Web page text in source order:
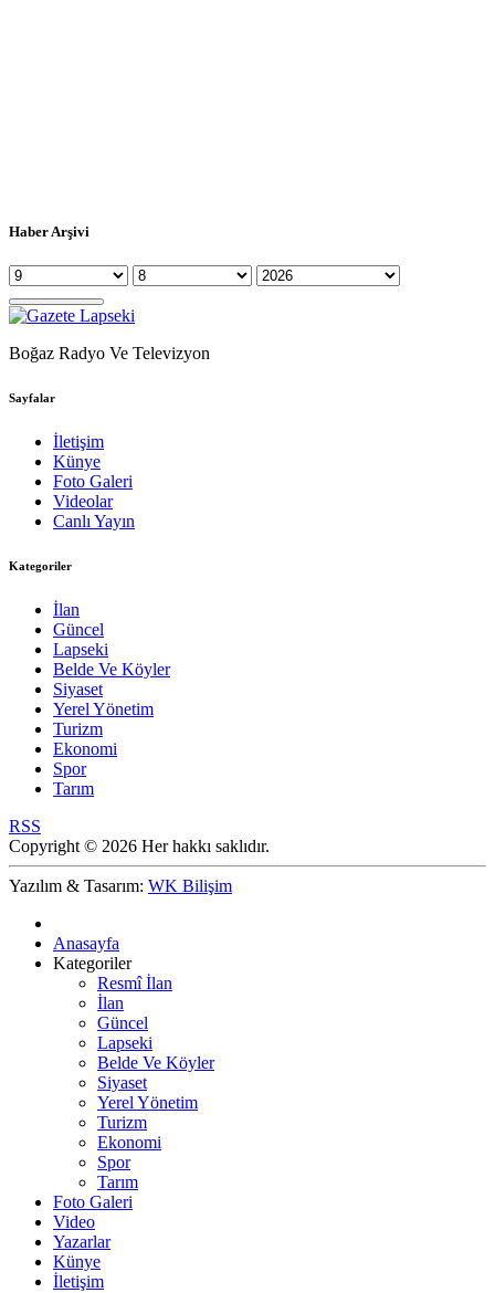
Haber Arşivi
Boğaz Radyo Ve Televizyon
Sayfalar
İletişim
Künye
Foto Galeri
Videolar
Canlı Yayın
Kategoriler
İlan
Güncel
Lapseki
Belde Ve Köyler
Siyaset
Yerel Yönetim
Turizm
Ekonomi
Spor
Tarım
RSS
Copyright © 2026 Her hakkı saklıdır.
Yazılım & Tasarım: WK Bilişim
Anasayfa
Kategoriler
Resmî İlan
İlan
Güncel
Lapseki
Belde Ve Köyler
Siyaset
Yerel Yönetim
Turizm
Ekonomi
Spor
Tarım
Foto Galeri
Video
Yazarlar
Künye
İletişim